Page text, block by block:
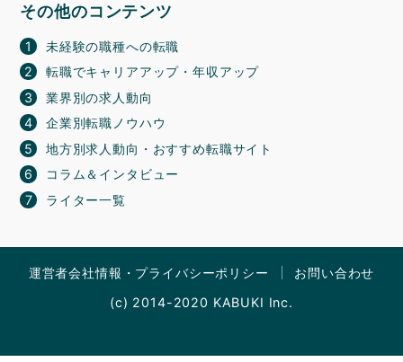
その他のコンテンツ
未経験の職種への転職
転職でキャリアアップ・年収アップ
業界別の求人動向
企業別転職ノウハウ
地方別求人動向・おすすめ転職サイト
コラム＆インタビュー
ライター一覧
運営者会社情報・プライバシーポリシー
お問い合わせ
(c) 2014-2020 KABUKI Inc.